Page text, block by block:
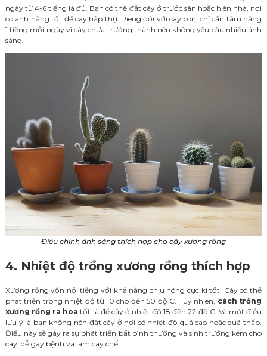
ngày từ 4-6 tiếng là đủ. Bạn có thể đặt cây ở trước sân hoặc hiên nhà, nơi
có ánh nắng tốt để cây hấp thụ. Riêng đối với cây con, chỉ cần tắm nắng
1 tiếng mỗi ngày vì cây chưa trưởng thành nên không yêu cầu nhiều ánh
sáng.
Điều chỉnh ánh sáng thích hợp cho cây xương rồng
4. Nhiệt độ trồng xương rồng thích hợp
Xương rồng vốn nổi tiếng với khả năng chịu nóng cực kì tốt. Cây có thể
phát triển trong nhiệt độ từ 10 cho đến 50 độ C. Tuy nhiên, cách trồng
xương rồng ra hoatốt là để cây ở nhiệt độ 18 đến 22 độ C. Và một điều
lưu ý là bạn không nên đặt cây ở nơi có nhiệt độ quá cao hoặc quá thấp.
Điều này sẽ gây ra sự phát triển bất bình thường và sinh trưởng kém cho
cây, dễ gây bệnh và làm cây chết.